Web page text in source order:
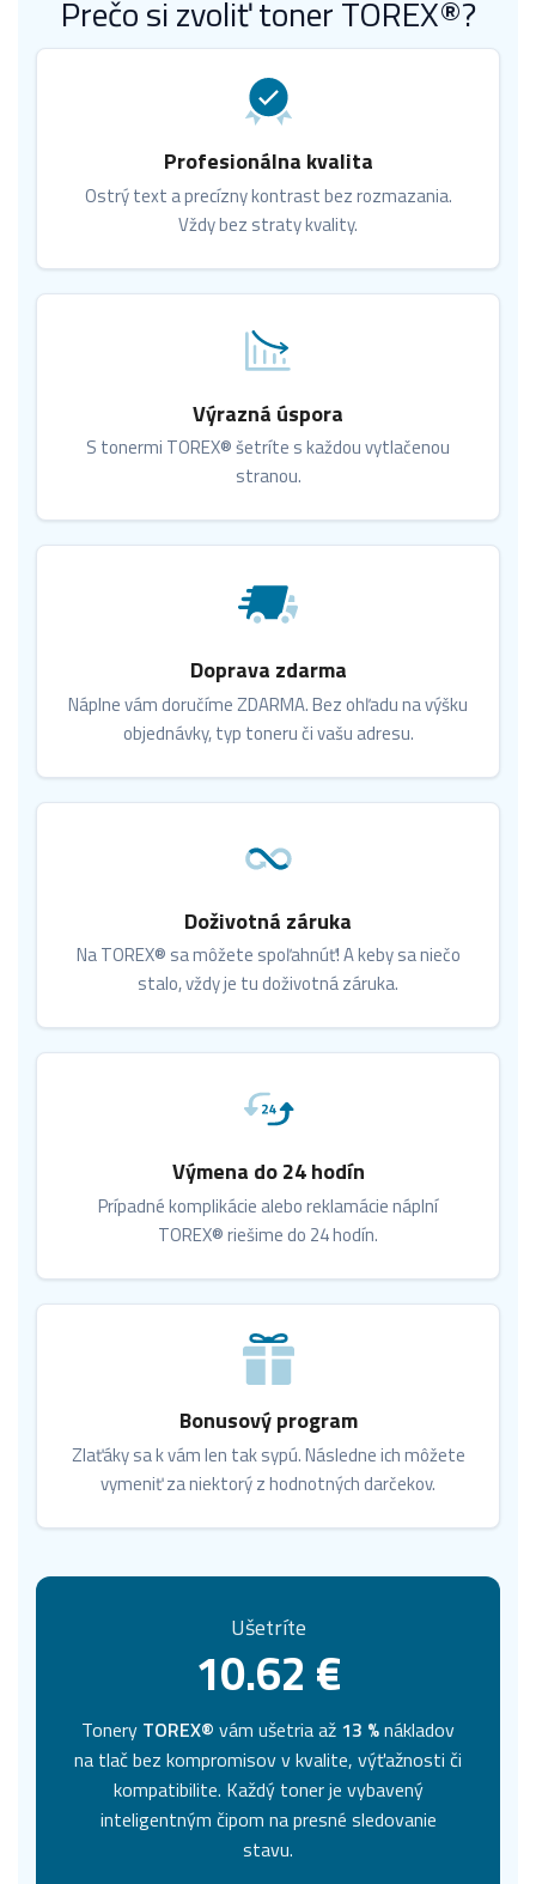
Prečo si zvoliť toner TOREX®?
Profesionálna kvalita
Ostrý text a precízny kontrast bez rozmazania.
Vždy bez straty kvality.
Výrazná úspora
S tonermi TOREX® šetríte s každou vytlačenou
stranou.
Doprava zdarma
Náplne vám doručíme ZDARMA. Bez ohľadu na výšku
objednávky, typ toneru či vašu adresu.
Doživotná záruka
Na TOREX® sa môžete spoľahnúť! A keby sa niečo
stalo, vždy je tu doživotná záruka.
Výmena do 24 hodín
Prípadné komplikácie alebo reklamácie náplní
TOREX® riešime do 24 hodín.
Bonusový program
Zlaťáky sa k vám len tak sypú. Následne ich môžete
vymeniť za niektorý z hodnotných darčekov.
Ušetríte
10.62 €
Tonery TOREX® vám ušetria až 13 %nákladov
na tlač bez kompromisov v kvalite, výťažnosti či
kompatibilite. Každý toner je vybavený
inteligentným čipom na presné sledovanie
stavu.